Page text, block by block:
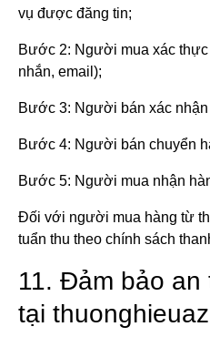
vụ được đăng tin;
Bước 2: Người mua xác
nhắn, email);
Bước 3: Người bán xác
Bước 4: Người bán chuyển
Bước 5: Người mua nhận
Đối với người mua hàng từ
tuẩn thu theo chính sách
11. Đảm bảo an
tại